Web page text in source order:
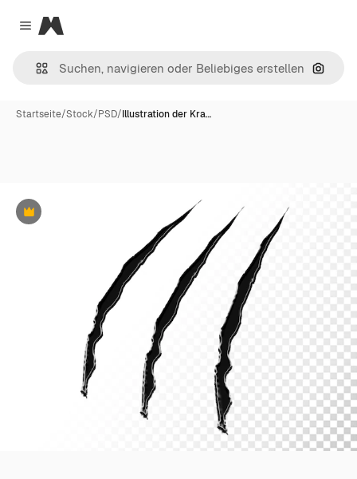
Close menu
Magnific
Nach
Startseite/Stock/PSD/Illustration der Kra…
Premium